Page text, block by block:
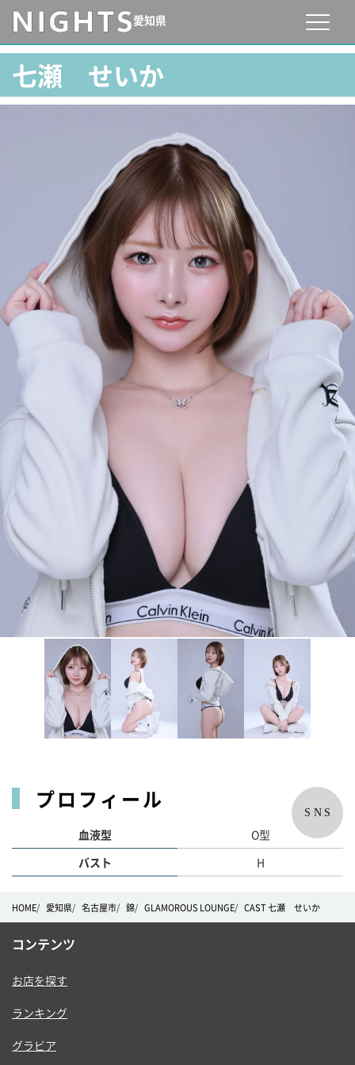
愛知県
七瀬 せいか
プロフィール
血液型
O型
バスト
H
SNS
HOME 愛知県 名古屋市 錦 GLAMOROUS LOUNGE CAST 七瀬 せいか
コンテンツ
お店を探す
ランキング
グラビア